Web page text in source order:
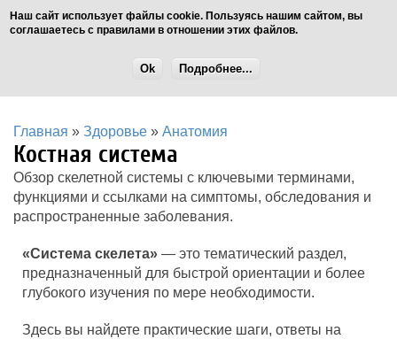
Наш сайт использует файлы cookie. Пользуясь нашим сайтом, вы
соглашаетесь с правилами в отношении этих файлов.
Ok Подробнее...
Главная » Здоровье » Анатомия
Костная система
Обзор скелетной системы с ключевыми терминами,
функциями и ссылками на симптомы, обследования и
распространенные заболевания.
«Система скелета» — это тематический раздел,
предназначенный для быстрой ориентации и более
глубокого изучения по мере необходимости.
Здесь вы найдете практические шаги, ответы на